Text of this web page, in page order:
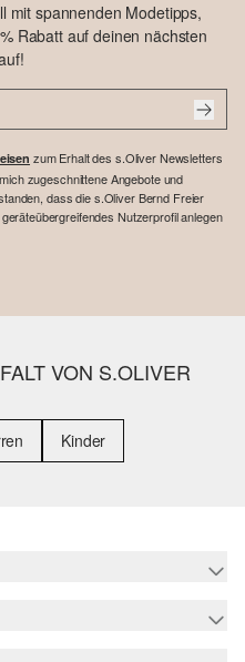
mit spannenden Modetipps,
Rabatt auf deinen nächsten
zum Erhalt des s.Oliver Newsletters
zugeschnittene Angebote und
dass die s.Oliver Bernd Freier
Nutzerprofil anlegen
VON S.OLIVER
Kinder